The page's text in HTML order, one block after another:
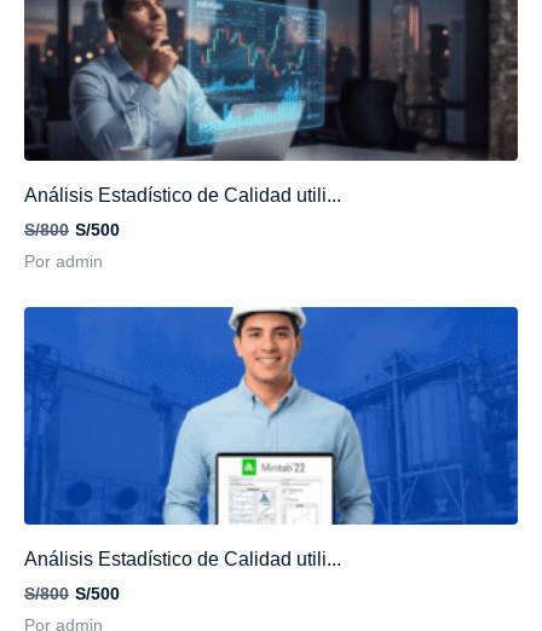
Análisis Estadístico de Calidad utili...
S/800 S/500
Por admin
Análisis Estadístico de Calidad utili...
S/800 S/500
Por admin